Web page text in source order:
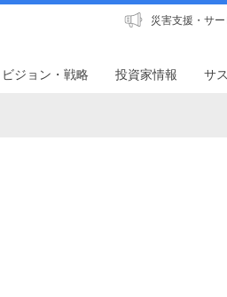
災害支援・サ
ジョン・戦略 投資家情報 サ